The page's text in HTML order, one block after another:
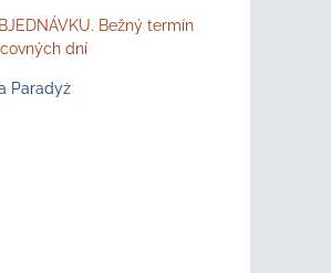
Bežný termín
dní
Paradyż